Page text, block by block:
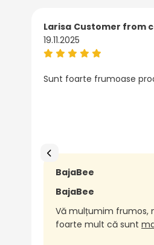
Larisa Customer from
19.11.2025
Sunt foarte frumoase
BajaBee
BajaBee
Vă mulțumim frumos,
foarte mult că sunt